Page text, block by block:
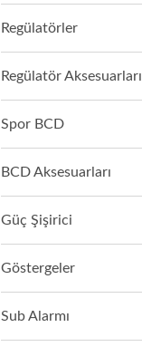
Regülatörler
Regülatör Aksesuarları
Spor BCD
BCD Aksesuarları
Güç Şişirici
Göstergeler
Sub Alarmı